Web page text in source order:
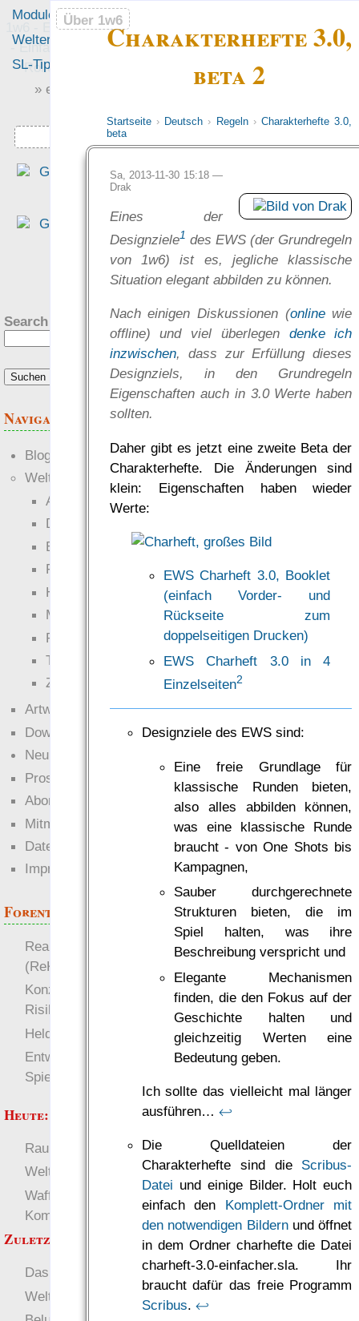
1w6 - Ein Würfel System
- Einfach saubere, freie
Rollenspiel-Regeln
Charakterhefte 3.0,
beta 2
Startseite› Deutsch › Regeln›Charakterhefte 3.0,
beta
Sa, 2013-11-30 15:18 —
Drak
Eines der
Designziele1 des EWS (der Grundregeln
von 1w6) ist es, jegliche klassische
Situation elegant abbilden zu können.
Nach einigen Diskussionen (onlinewie
offline) und viel überlegen denke ich
inzwischen, dass zur Erfüllung dieses
Designziels, in den Grundregeln
Eigenschaften auch in 3.0 Werte haben
sollten.
Daher gibt es jetzt eine zweite Beta der
Charakterhefte. Die Änderungen sind
klein: Eigenschaften haben wieder
Werte:
EWS Charheft 3.0, Booklet
(einfach Vorder- und
Rückseite zum
doppelseitigen Drucken)
EWS Charheft 3.0 in 4
Einzelseiten2
Designziele des EWS sind:
Eine freie Grundlage für
klassische Runden bieten,
also alles abbilden können,
was eine klassische Runde
braucht - von One Shots bis
Kampagnen,
Sauber durchgerechnete
Strukturen bieten, die im
Spiel halten, was ihre
Beschreibung verspricht und
Elegante Mechanismen
finden, die den Fokus auf der
Geschichte halten und
gleichzeitig Werten eine
Bedeutung geben.
Ich sollte das vielleicht mal länger
ausführen… ↩
Die Quelldateien der
Charakterhefte sind die Scribus-
Datei und einige Bilder. Holt euch
einfach den Komplett-Ordner mit
den notwendigen Bildernund öffnet
in dem Ordner charhefte die Datei
charheft-3.0-einfacher.sla. Ihr
braucht dafür das freie Programm
Scribus. ↩
Über 1w6
Module
Welten
Foren
SL-Tipps
» einfach saubere «
Über 1w6
Downloads
Search this site:
Navigation
Blogs
Welten
Ante Portas
Die neuen Lande
EWS-X
Freihändler
Hinter der Welt
Magie
RaumZeit
Technophob
Zettel-RPG
Artwork
Downloads
Neuigkeiten
Prosa
Abonnieren
Mitmachen
Datenschutz
Impressum
Forenthemen
Realistische Kämpfe
(ReKa)
Konzept für Schwächen:
Risiko
Heldendokument
Entwicklung von
Spielwelten
more
Heute:
RaumZeit
Deutsch
Welten
Waffen, Rüstungen und
Kommunikation
Zuletzt angezeigt:
Das Erbe der Berserker
Welten
„Das Regelwerk
Träume zu diesem
[eigene
sollte… auf
Hintergründe und
anwendbar sein…
und überschaubare
bieten… [und] frei sein…
wer hätte das gedacht,
1W6-System erfüllt alle
Anforderungen.“
— RowC